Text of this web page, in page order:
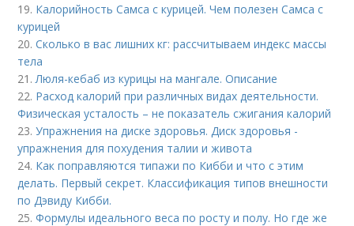
19. Калорийность Самса с курицей. Чем полезен Самса с
курицей
20.Сколько в вас лишних кг: рассчитываем индекс массы
тела
21. Люля-кебаб из курицы на мангале. Описание
22. Расход калорий при различных видах деятельности.
Физическая усталость – не показатель сжигания калорий
23.Упражнения на диске здоровья. Диск здоровья -
упражнения для похудения талии и живота
24. Как поправляются типажи по Кибби и что с этим
делать. Первый секрет. Классификация типов внешности
по Дэвиду Кибби.
25.Формулы идеального веса по росту и полу. Но где же